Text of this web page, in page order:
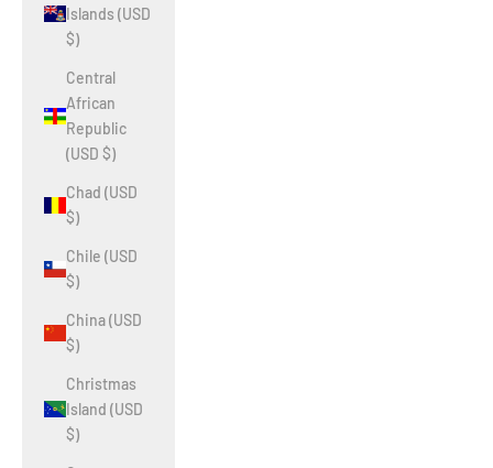
Islands (USD
$)
Central
African
Republic
(USD $)
Chad (USD
$)
Chile (USD
$)
China (USD
$)
Christmas
Island (USD
$)